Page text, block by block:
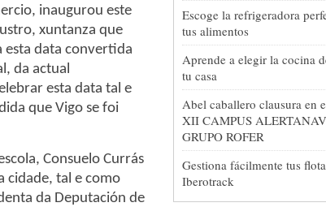
inaugurou este
xuntanza que
esta data convertida
da actual
esta data tal e
que Vigo se foi
Consuelo Currás
cidade, tal e como
da Deputación de
Escoge la refrigeradora
tus alimentos
Aprende a elegir la cocina
tu casa
Abel caballero clausura en
XII CAMPUS
GRUPO ROFER
Gestiona fácilmente tus
Iberotrack